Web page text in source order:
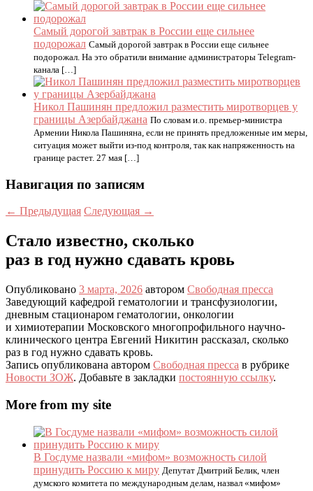
Самый дорогой завтрак в России еще сильнее
подорожал Самый дорогой завтрак в России еще сильнее
подорожал. На это обратили внимание администраторы Telegram-
канала […]
Никол Пашинян предложил разместить миротворцев у
границы Азербайджана По словам и.о. премьер-министра
Армении Никола Пашиняна, если не принять предложенные им меры,
ситуация может выйти из-под контроля, так как напряженность на
границе растет. 27 мая […]
Навигация по записям
← Предыдущая Следующая →
Стало известно, сколько
раз в год нужно сдавать кровь
Опубликовано 3 марта, 2026 автором Свободная пресса
Заведующий кафедрой гематологии и трансфузиологии,
дневным стационаром гематологии, онкологии
и химиотерапии Московского многопрофильного научно-
клинического центра Евгений Никитин рассказал, сколько
раз в год нужно сдавать кровь.
Запись опубликована автором Свободная пресса в рубрике
Новости ЗОЖ. Добавьте в закладки постоянную ссылку.
More from my site
В Госдуме назвали «мифом» возможность силой
принудить Россию к миру Депутат Дмитрий Белик, член
думского комитета по международным делам, назвал «мифом»